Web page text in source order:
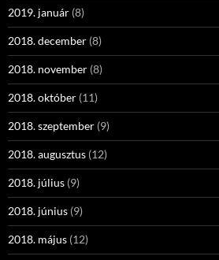
2019. január (8)
2018. december (8)
2018. november (8)
2018. október (11)
2018. szeptember (9)
2018. augusztus (12)
2018. július (9)
2018. június (9)
2018. május (12)